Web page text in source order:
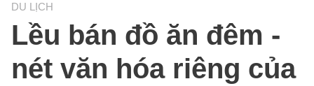
DU LỊCH
Lều bán đồ ăn đêm -
nét văn hóa riêng của